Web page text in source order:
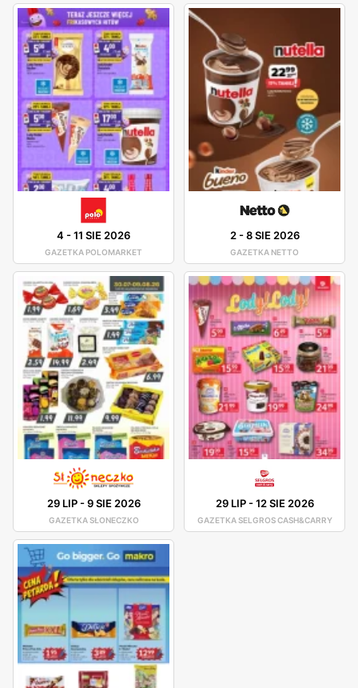
4 -11 SIE 2026
GAZETKA POLOMARKET
2-8 SIE 2026
GAZETKA NETTO
29 LIP-9 SIE 2026
GAZETKA SŁONECZKO
29 LIP-12 SIE 2026
GAZETKA SELGROS CASH&CARRY